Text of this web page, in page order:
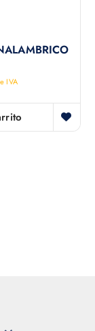
IVA